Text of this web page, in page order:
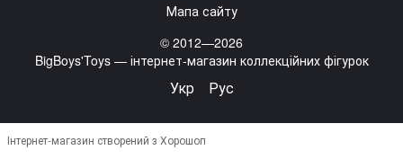
Мапа сайту
© 2012—2026
BigBoys'Toys — інтернет-магазин коллекційних фігурок
Укр Рус
Інтернет-магазин створений з Хорошоп